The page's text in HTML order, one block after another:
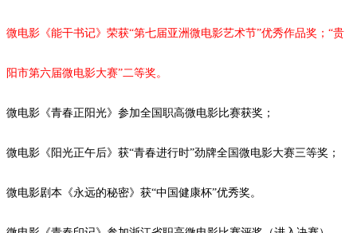
微电影《能干书记》荣获“第七届亚洲微电影艺术节”优秀作品奖；“贵
阳市第六届微电影大赛”二等奖。
微电影《青春正阳光》参加全国职高微电影比赛获奖；
微电影《阳光正午后》获“青春进行时”劲牌全国微电影大赛三等奖；
微电影剧本《永远的秘密》获“中国健康杯”优秀奖。